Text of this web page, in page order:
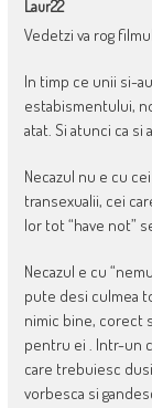
Laur22
Vedetzi va rog
In timp ce unii si-
estabismentului,
atat. Si atunci ca si
Necazul nu e cu
transexualii, cei
lor tot “have not”
Necazul e cu
pute desi culmea
nimic bine, corect
pentru ei . Intr-un
care trebuiesc
vorbesca si